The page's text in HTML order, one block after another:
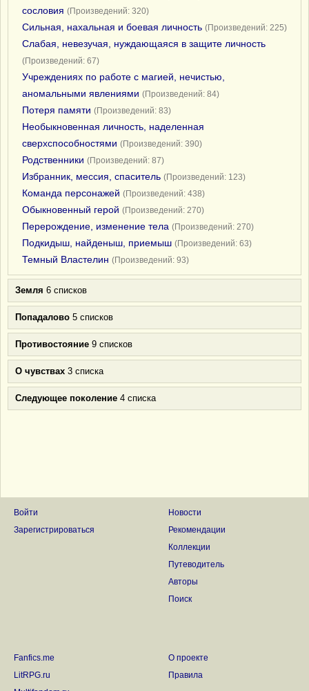
сословия (Произведений: 320)
Сильная, нахальная и боевая личность (Произведений: 225)
Слабая, невезучая, нуждающаяся в защите личность
(Произведений: 67)
Учреждениях по работе с магией, нечистью,
аномальными явлениями (Произведений: 84)
Потеря памяти (Произведений: 83)
Необыкновенная личность, наделенная
сверхспособностями (Произведений: 390)
Родственники (Произведений: 87)
Избранник, мессия, спаситель (Произведений: 123)
Команда персонажей (Произведений: 438)
Обыкновенный герой (Произведений: 270)
Перерождение, изменение тела (Произведений: 270)
Подкидыш, найденыш, приемыш (Произведений: 63)
Темный Властелин (Произведений: 93)
Земля 6 списков
Попадалово 5 списков
Противостояние 9 списков
О чувствах 3 списка
Следующее поколение 4 списка
Войти
Зарегистрироваться
Новости
Рекомендации
Коллекции
Путеводитель
Авторы
Поиск
Fanfics.me
LitRPG.ru
О проекте
Правила